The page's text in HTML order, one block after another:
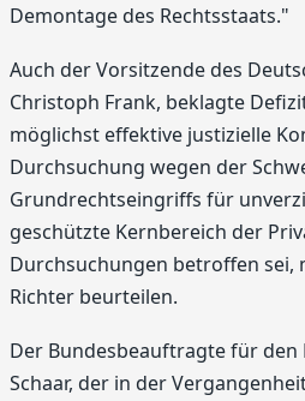
Demontage des Rechtsstaats."
Auch der Vorsitzende des
Christoph Frank, beklagte
möglichst effektive justizielle
Durchsuchung wegen der
Grundrechtseingriffs für
geschützte Kernbereich der
Durchsuchungen betroffen sei,
Richter beurteilen.
Der Bundesbeauftragte für den
Schaar, der in der